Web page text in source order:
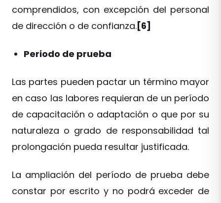
comprendidos, con excepción del personal
de dirección o de confianza. [6]
Periodo de prueba
Las partes pueden pactar un término mayor
en caso las labores requieran de un período
de capacitación o adaptación o que por su
naturaleza o grado de responsabilidad tal
prolongación pueda resultar justificada.
La ampliación del período de prueba debe
constar por escrito y no podrá exceder de